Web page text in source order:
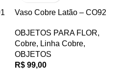
Vaso Cobre Latão – CO92
OBJETOS PARA FLOR,
Cobre, Linha Cobre,
OBJETOS
R$ 99,00